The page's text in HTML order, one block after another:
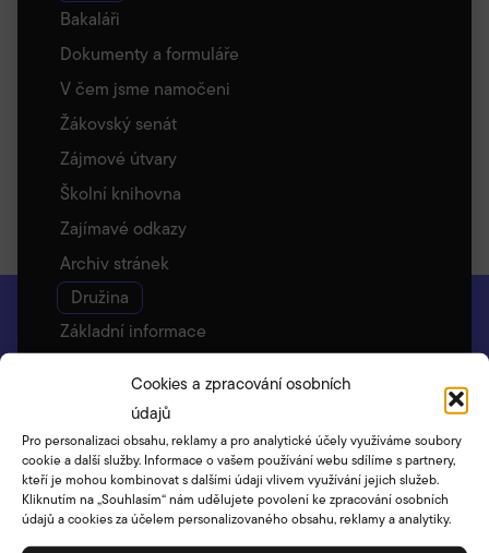
Cookies a zpracování osobních
údajů
Pro personalizaci obsahu, reklamy a pro analytické účely využíváme soubory
cookie a další služby. Informace o vašem používání webu sdílíme s partnery,
kteří je mohou kombinovat s dalšími údaji vlivem využívání jejich služeb.
Kliknutím na „Souhlasím“ nám udělujete povolení ke zpracování osobních
údajů a cookies za účelem personalizovaného obsahu, reklamy a analytiky.
Bakaláři
Dokumenty a formuláře
V čem jsme namočeni
Žákovský senát
Zájmové útvary
Školní knihovna
Zajímavé odkazy
Archiv stránek
Družina
Základní informace
Umístění a oddělení ŠD
Školní klub
Vychovatelky ŠD
Vyzvedávání dětí – Bellhop
Jídelna